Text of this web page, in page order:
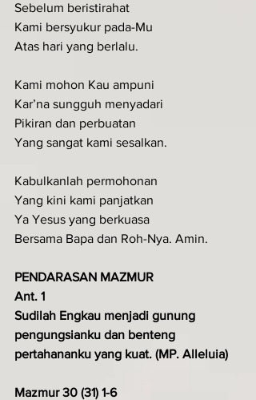
Sebelum beristirahat
Kami bersyukur pada-Mu
Atas hari yang berlalu.
Kami mohon Kau ampuni
Kar’na sungguh menyadari
Pikiran dan perbuatan
Yang sangat kami sesalkan.
Kabulkanlah permohonan
Yang kini kami panjatkan
Ya Yesus yang berkuasa
Bersama Bapa dan Roh-Nya. Amin.
PENDARASAN MAZMUR
Ant. 1
Sudilah Engkau menjadi gunung
pengungsianku dan benteng
pertahananku yang kuat. (MP. Alleluia)
Mazmur 30 (31) 1-6